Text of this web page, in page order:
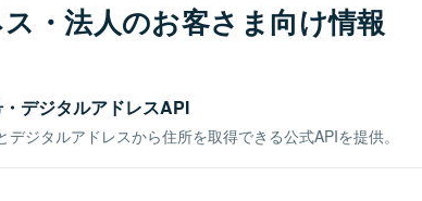
・法人のお客さま向け情報
デジタルアドレスAPI
デジタルアドレスから住所を取得できる公式APIを提供。